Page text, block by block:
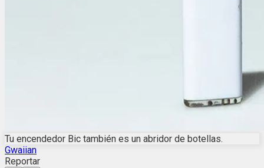
Tu encendedor Bic también es un abridor de botellas.
Gwaiian
Reportar